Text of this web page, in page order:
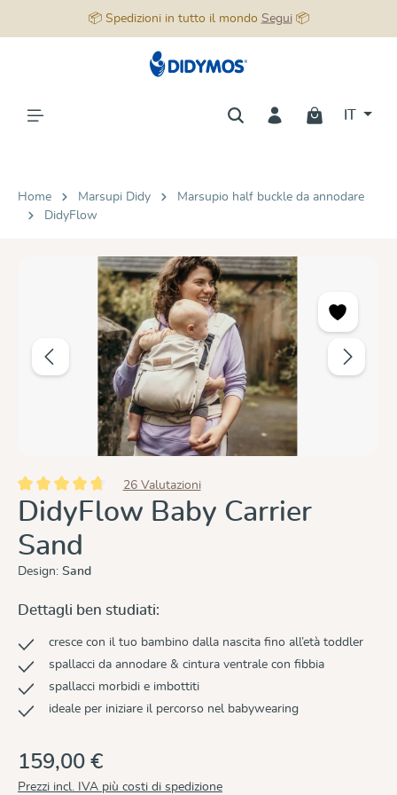
📦 Spedizioni in tutto il mondo Segui📦
Home Marsupi Didy
Marsupio half buckle da annodare
DidyFlow
Salta la galleria di immagini
Valutazione media di 4.8 su 5 stelle
26 Valutazioni
DidyFlow Baby Carrier
Sand
Design: Sand
Dettagli ben studiati:
cresce con il tuo bambino dalla nascita fino all’età toddler
spallacci da annodare & cintura ventrale con fibbia
spallacci morbidi e imbottiti
ideale per iniziare il percorso nel babywearing
159,00 €
Prezzi incl. IVA più costi di spedizione